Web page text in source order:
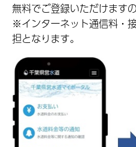
無料でご登録いただけます
※インターネット通信料・
担となります。